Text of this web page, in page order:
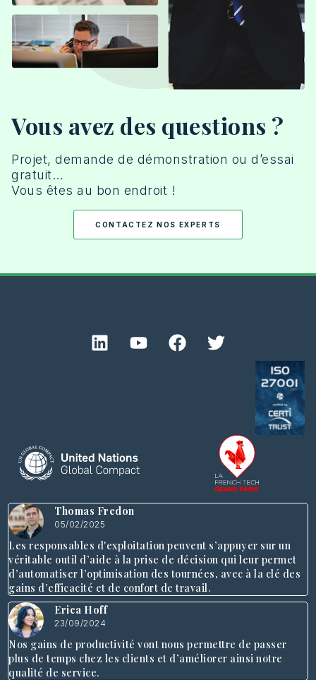
Vous avez des questions ?
Projet, demande de démonstration ou d’essai
gratuit…
Vous êtes au bon endroit !
CONTACTEZ NOS EXPERTS
Thomas Fredon
05/02/2025
Les responsables d'exploitation peuvent s’appuyer sur un
véritable outil d’aide à la prise de décision qui leur permet
d’automatiser l’optimisation des tournées, avec à la clé des
gains d’efficacité et de confort de travail.
Erica Hoff
23/09/2024
Nos gains de productivité vont nous permettre de passer
plus de temps chez les clients et d’améliorer ainsi notre
qualité de service.